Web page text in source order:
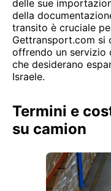
delle sue
della
transito è cruciale
Gettransport.com si
offrendo un servizio
che desiderano
Israele.
Termini e
su camion